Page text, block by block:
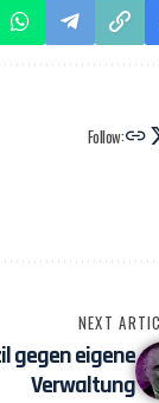
Follow:
NEXT
gegen eigene
Verwaltung